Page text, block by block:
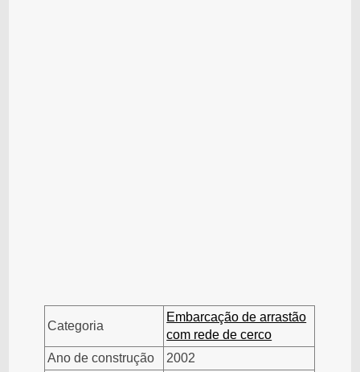
Categoria
Embarcação de arrastão
com rede de cerco
Ano de construção
2002